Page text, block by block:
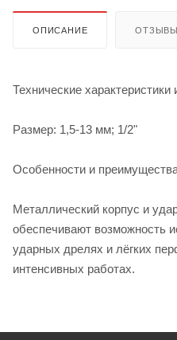
ОПИСАНИЕ ОТЗЫВЫ
Технические
Размер: 1,5-13 мм; 1/2"
Особенности и
Металлический корпус и
обеспечивают возможность
ударных дрелях и лёгких
интенсивных работах.